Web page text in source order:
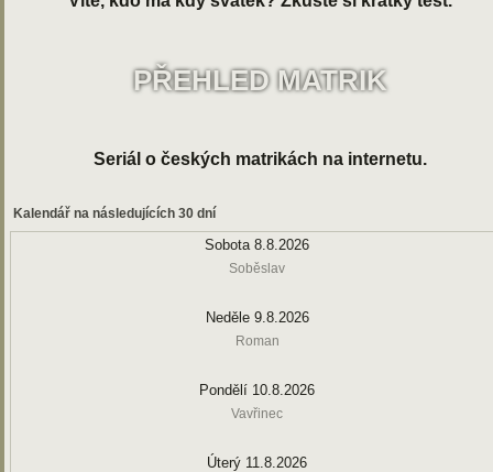
PŘEHLED MATRIK
Seriál o českých matrikách na internetu.
Kalendář na následujících 30 dní
Sobota 8.8.2026
Soběslav
Neděle 9.8.2026
Roman
Pondělí 10.8.2026
Vavřinec
Úterý 11.8.2026